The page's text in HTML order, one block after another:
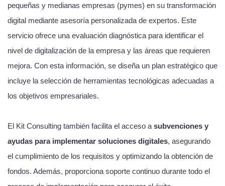
pequeñas y medianas empresas (pymes) en su transformación
digital mediante asesoría personalizada de expertos. Este
servicio ofrece una evaluación diagnóstica para identificar el
nivel de digitalización de la empresa y las áreas que requieren
mejora. Con esta información, se diseña un plan estratégico que
incluye la selección de herramientas tecnológicas adecuadas a
los objetivos empresariales.
El Kit Consulting también facilita el acceso a subvenciones y
ayudas para implementar soluciones digitales, asegurando
el cumplimiento de los requisitos y optimizando la obtención de
fondos. Además, proporciona soporte continuo durante todo el